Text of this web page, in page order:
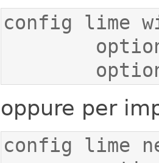
oppure per